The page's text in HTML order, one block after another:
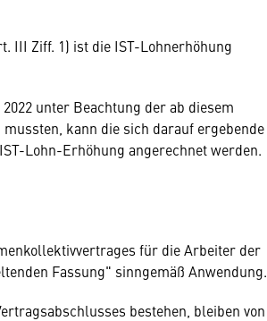
III Ziff. 1) ist die IST-Lohnerhöhung
unter Beachtung der ab diesem
kann die sich darauf ergebende
Lohn-Erhöhung angerechnet werden.
für die Arbeiter der
Fassung" sinngemäß Anwendung.
bestehen, bleiben von